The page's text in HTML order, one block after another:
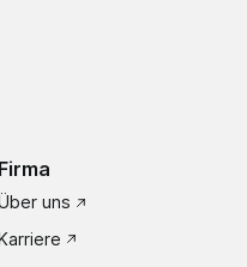
Firma
uns